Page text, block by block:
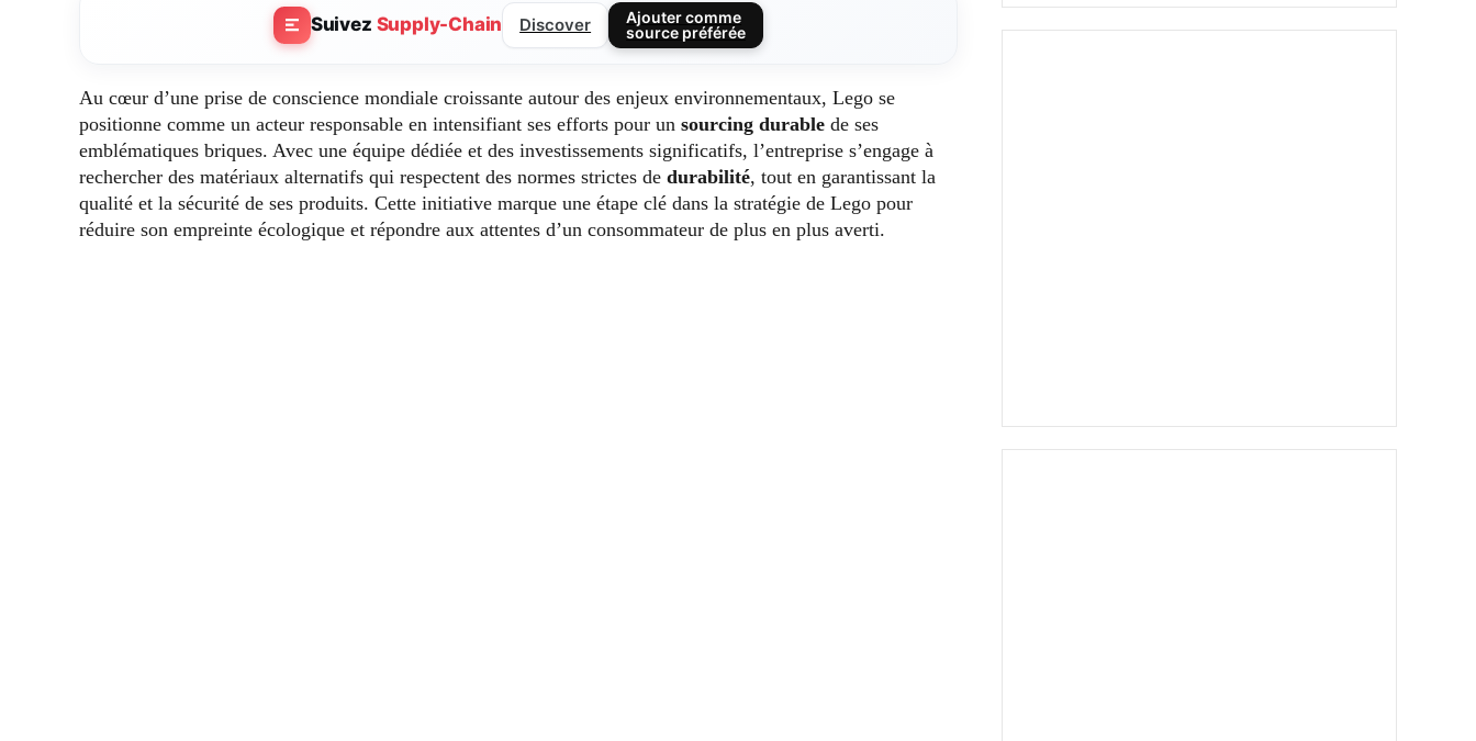
Suivez Supply-Chain Discover
Ajouter comme
source préférée
Au cœur d’une prise de conscience mondiale croissante autour des enjeux environnementaux, Lego se
positionne comme un acteur responsable en intensifiant ses efforts pour un sourcing durable de ses
emblématiques briques. Avec une équipe dédiée et des investissements significatifs, l’entreprise s’engage à
rechercher des matériaux alternatifs qui respectent des normes strictes de durabilité, tout en garantissant la
qualité et la sécurité de ses produits. Cette initiative marque une étape clé dans la stratégie de Lego pour
réduire son empreinte écologique et répondre aux attentes d’un consommateur de plus en plus averti.